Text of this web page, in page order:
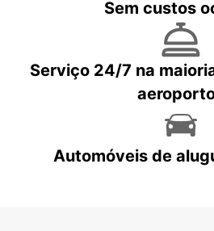
Sem custos
Serviço 24/7 na
Automóveis de